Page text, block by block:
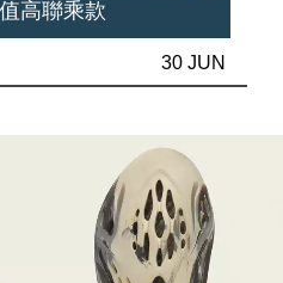
高聯乘款
30 JUN